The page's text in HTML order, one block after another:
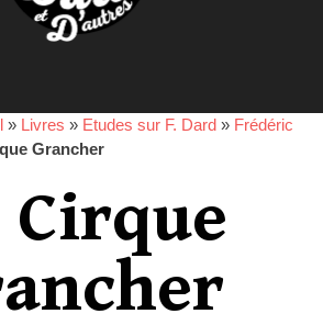
» Livres » Etudes sur F. Dard » Frédéric
Grancher
Cirque